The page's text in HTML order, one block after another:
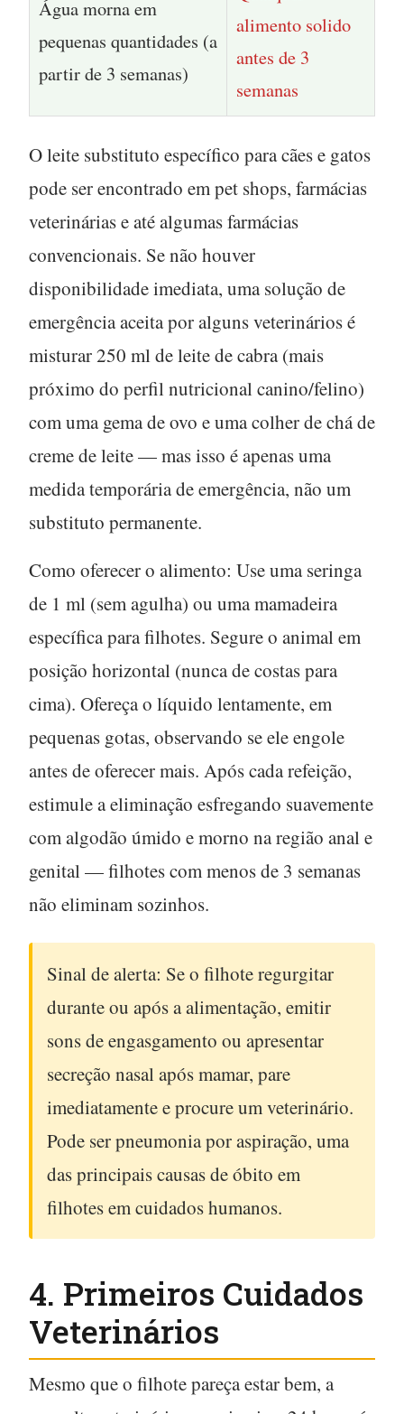
Água morna em
pequenas quantidades (a
partir de 3 semanas)
alimento solido
antes de 3
semanas
O leite substituto específico para cães e gatos
pode ser encontrado em pet shops, farmácias
veterinárias e até algumas farmácias
convencionais. Se não houver
disponibilidade imediata, uma solução de
emergência aceita por alguns veterinários é
misturar250 ml de leite de cabra(mais
próximo do perfil nutricional canino/felino)
com uma gema de ovo e uma colher de chá de
creme de leite — mas isso é apenas uma
medida temporária de emergência, não um
substituto permanente.
Como oferecer o alimento: Use uma seringa
de 1 ml (sem agulha) ou uma mamadeira
específica para filhotes. Segure o animal em
posição horizontal (nunca de costas para
cima). Ofereça o líquido lentamente, em
pequenas gotas, observando se ele engole
antes de oferecer mais. Após cada refeição,
estimule a eliminação esfregando suavemente
com algodão úmido e morno na região anal e
genital — filhotes com menos de 3 semanas
não eliminam sozinhos.
Sinal de alerta: Se o filhote regurgitar
durante ou após a alimentação, emitir
sons de engasgamento ou apresentar
secreção nasal após mamar, pare
imediatamente e procure um veterinário.
Pode ser pneumonia por aspiração, uma
das principais causas de óbito em
filhotes em cuidados humanos.
4. Primeiros Cuidados
Veterinários
Mesmo que o filhote pareça estar bem, a